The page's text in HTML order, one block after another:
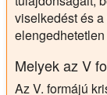
viselkedést és
Melyek az V
Az V. formájú